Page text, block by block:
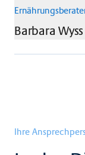
Barbara Wyss
Ihre